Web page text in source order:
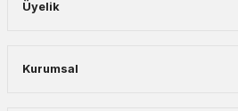
Üyelik
Kurumsal